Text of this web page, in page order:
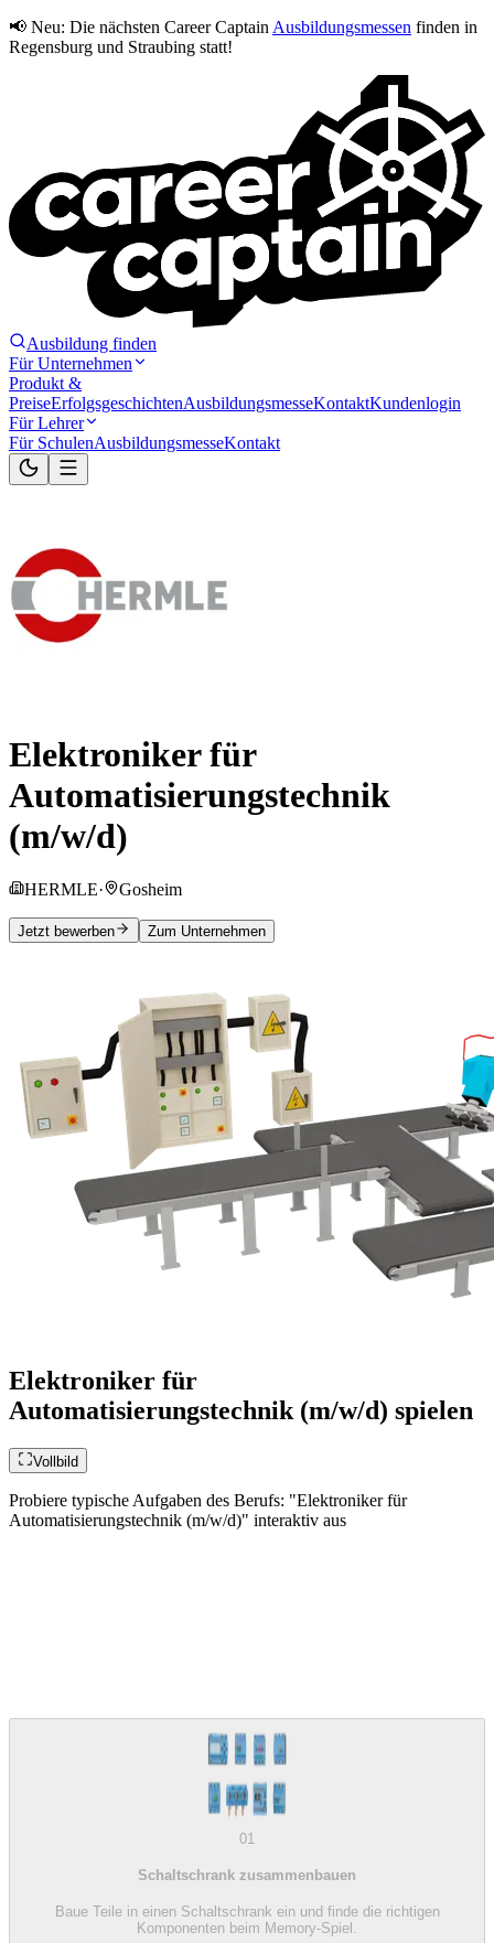
📢 Neu: Die nächsten Career Captain Ausbildungsmessen finden in
Regensburg und Straubing statt!
Ausbildung finden
Für Unternehmen
Produkt &
PreiseErfolgsgeschichtenAusbildungsmesseKontaktKundenlogin
Für Lehrer
Für SchulenAusbildungsmesseKontakt
Elektroniker für
Automatisierungstechnik
(m/w/d)
HERMLE· Gosheim
Jetzt bewerben Zum Unternehmen
Elektroniker für
Automatisierungstechnik (m/w/d) spielen
Vollbild
Probiere typische Aufgaben des Berufs: "Elektroniker für
Automatisierungstechnik (m/w/d)" interaktiv aus
01
Schaltschrank zusammenbauen
Baue Teile in einen Schaltschrank ein und finde die richtigen
Komponenten beim Memory-Spiel.